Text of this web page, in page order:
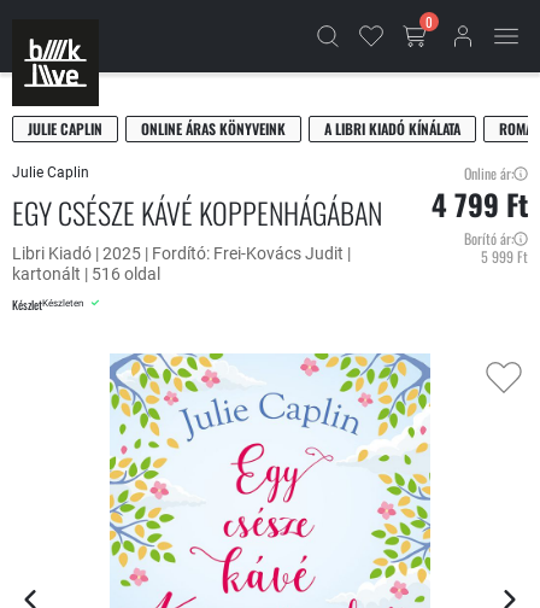
0
JULIE CAPLIN ONLINE ÁRAS KÖNYVEINK A LIBRI KIADÓ KÍNÁLATA
Julie Caplin
EGY CSÉSZE KÁVÉ KOPPENHÁGÁBAN
Libri Kiadó | 2025 | Fordító: Frei-Kovács Judit |
kartonált | 516 oldal
KészletKészleten
Online ár:
4 799 Ft
Borító ár:
5 999 Ft